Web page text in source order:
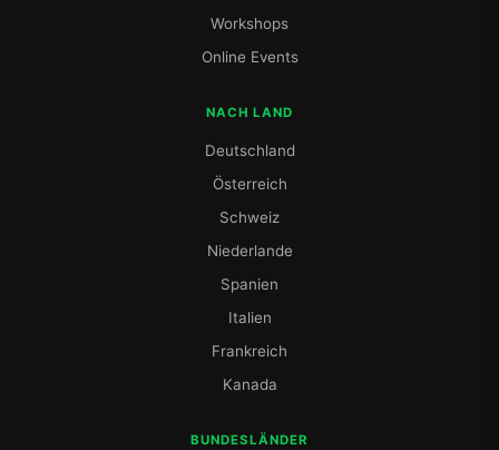
Workshops
Online Events
NACH LAND
Deutschland
Österreich
Schweiz
Niederlande
Spanien
Italien
Frankreich
Kanada
BUNDESLÄNDER